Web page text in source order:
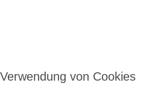
Durch die weitere Nutzung der Webseite
Verwendung von Cookies